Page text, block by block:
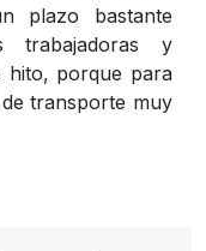
plazo bastante
trabajadoras y
hito, porque para
transporte muy